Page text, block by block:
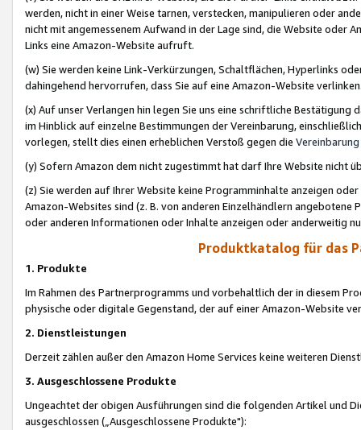
werden, nicht in einer Weise tarnen, verstecken, manipulieren oder
nicht mit angemessenem Aufwand in der Lage sind, die Website oder
Links eine Amazon-Website aufruft.
(w) Sie werden keine Link-Verkürzungen, Schaltflächen, Hyperlinks
dahingehend hervorrufen, dass Sie auf eine Amazon-Website
(x) Auf unser Verlangen hin legen Sie uns eine schriftliche
im Hinblick auf einzelne Bestimmungen der Vereinbarung,
vorlegen, stellt dies einen erheblichen Verstoß gegen die Vereinbarung
(y) Sofern Amazon dem nicht zugestimmt hat darf Ihre Website nicht
(z) Sie werden auf Ihrer Website keine Programminhalte anzeigen
Amazon-Websites sind (z. B. von anderen Einzelhändlern
oder anderen Informationen oder Inhalte anzeigen oder anderweitig
Produktkatalog für das
1. Produkte
Im Rahmen des Partnerprogramms und vorbehaltlich der in diesem
physische oder digitale Gegenstand, der auf einer Amazon-Website
2. Dienstleistungen
Derzeit zählen außer den Amazon Home Services keine weiteren
3. Ausgeschlossene Produkte
Ungeachtet der obigen Ausführungen sind die folgenden Artikel und
ausgeschlossen („Ausgeschlossene Produkte"):